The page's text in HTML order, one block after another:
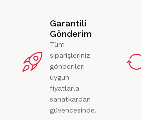
Garantili
Gönderim
Tüm
siparişleriniz
gönderileri
uygun
fiyatlarla
sanatkardan
güvencesinde.